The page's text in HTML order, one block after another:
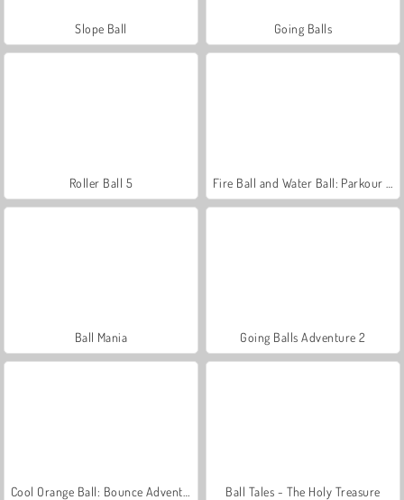
Slope Ball Going Balls
Roller Ball 5
Ball Mania Going Balls Adventure 2
Ball Tales - The Holy Treasure